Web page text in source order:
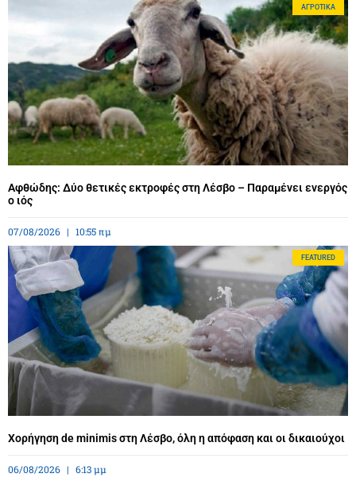
ΑΓΡΟΤΙΚΆ
Αφθώδης: Δύο θετικές εκτροφές στη Λέσβο – Παραμένει ενεργός
ο ιός
07/08/2026 10:55 πμ
FEATURED
Χορήγηση de minimis στη Λέσβο, όλη η απόφαση και οι δικαιούχοι
06/08/2026 6:13 μμ